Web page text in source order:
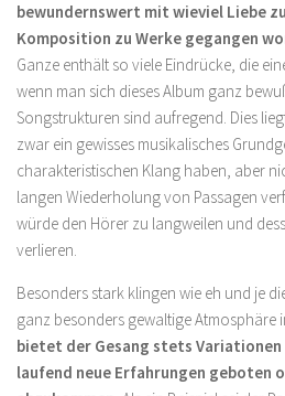
bewundernswert mit wieviel Liebe
Komposition zu Werke gegangen
Ganze enthält so viele Eindrücke, die
wenn man sich dieses Album ganz
Songstrukturen sind aufregend. Dies
zwar ein gewisses musikalisches
charakteristischen Klang haben, aber
langen Wiederholung von Passagen
würde den Hörer zu langweilen und
verlieren.
Besonders stark klingen wie eh und je
ganz besonders gewaltige Atmosphäre
bietet der Gesang stets
laufend neue Erfahrungen geboten